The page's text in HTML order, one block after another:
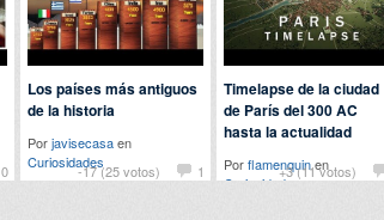
0 -17 (25 votos) 1
Los países más antiguos
de la historia
Porjavisecasaen
Curiosidades
+3 (11 votos)
Timelapse de la ciudad
de París del 300 AC
hasta la actualidad
Porflamenquinen
Curiosidades